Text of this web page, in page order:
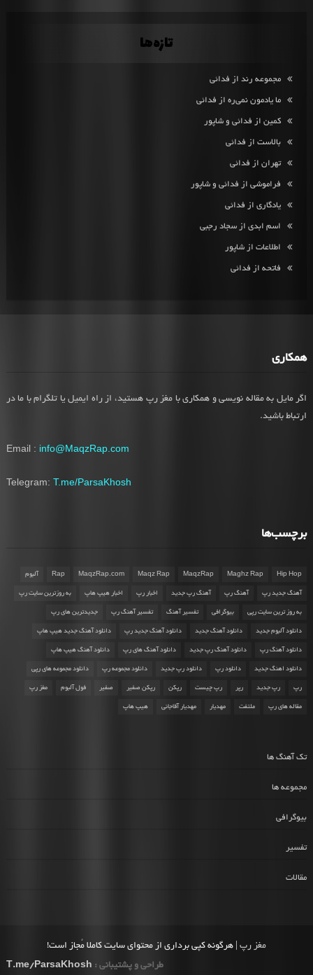
تازه‌ها
مجموعه رند از فدائی
ما یادمون نمی‌ره از فدائی
کمین از فدائی و شاپور
بالاست از فدائی
تهران از فدائی
فراموشی از فدائی و شاپور
یادگاری از فدائی
اسم ابدی از سجاد رجبی
اطلاعات از شاپور
فاتحه از فدائی
همکاری
اگر مایل به مقاله نویسی و همکاری با مغز رپ هستید، از راه ایمیل یا تلگرام با ما در
ارتباط باشید.
Email : info@MaqzRap.com
Telegram: T.me/ParsaKhosh
برچسب‌ها
Hip Hop
Maghz Rap
MaqzRap
Maqz Rap
MaqzRap.com
Rap آلبوم
آهنگ جدید رپ آهنگ رپ آهنگ رپ جدید اخبار رپ اخبار هیپ هاپ به روزترین سایت رپ
به روز ترین سایت رپی بیوگرافی تفسیر آهنگ تفسیر آهنگ رپ جدیدترین های رپ
دانلود آلبوم جدید دانلود آهنگ جدید دانلود آهنگ جدید رپ دانلود آهنگ جدید هیپ هاپ
دانلود آهنگ رپ دانلود آهنگ رپ جدید دانلود آهنگ های رپ دانلود آهنگ هیپ هاپ
دانلود اهنگ جدید دانلود رپ دانلود رپ جدید دانلود مجموعه رپ دانلود مجموعه های رپی
رپ رپ جدید رپر رپ چیست رپکن رپکن صفیر صفیر فول آلبوم مغز رپ
مقاله های رپ ملتفت مهدیار مهدیار آقاجانی هیپ هاپ
تک آهنگ ها
مجموعه ها
بیوگرافی
تفسیر
مقالات
مغز رپ | هرگونه کپی برداری از محتوای سایت کاملا مُجاز است!
طراحی و پشتیبانی : T.me/ParsaKhosh